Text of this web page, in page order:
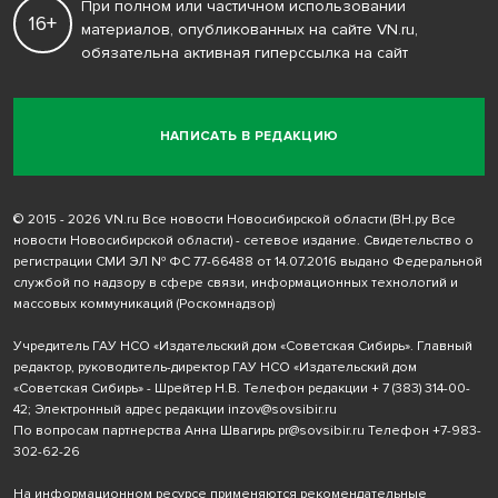
НАПИСАТЬ В РЕДАКЦИЮ
16+
При полном или частичном использовании
материалов, опубликованных на сайте VN.ru,
обязательна активная гиперссылка на сайт
© 2015 - 2026 VN.ru Все новости Новосибирской области (ВН.ру Все
новости Новосибирской области) - сетевое издание. Свидетельство о
регистрации СМИ ЭЛ № ФС 77-66488 от 14.07.2016 выдано Федеральной
службой по надзору в сфере связи, информационных технологий и
массовых коммуникаций (Роскомнадзор)
Учредитель ГАУ НСО «Издательский дом «Советская Сибирь». Главный
редактор, руководитель-директор ГАУ НСО «Издательский дом
«Советская Сибирь» - Шрейтер Н.В. Телефон редакции + 7 (383) 314-00-
42; Электронный адрес редакции inzov@sovsibir.ru
По вопросам партнерства Анна Швагирь pr@sovsibir.ru Телефон +7-983-
302-62-26
На информационном ресурсе применяются рекомендательные